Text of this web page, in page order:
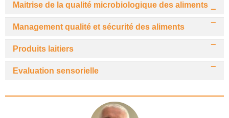
Maitrise de la qualité microbiologique des aliments
Management qualité et sécurité des aliments
Produits laitiers
Evaluation sensorielle